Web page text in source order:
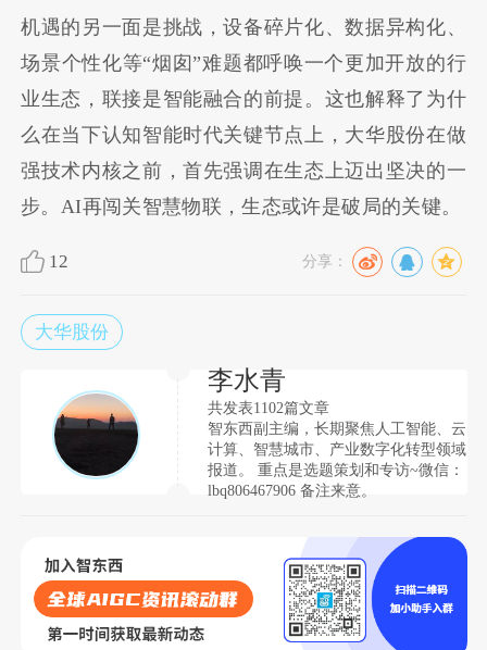
机遇的另一面是挑战，设备碎片化、数据异构化、
场景个性化等“烟囱”难题都呼唤一个更加开放的行
业生态，联接是智能融合的前提。这也解释了为什
么在当下认知智能时代关键节点上，大华股份在做
强技术内核之前，首先强调在生态上迈出坚决的一
步。AI再闯关智慧物联，生态或许是破局的关键。
12 分享：
大华股份
李水青
共发表1102篇文章
智东西副主编，长期聚焦人工智能、云
计算、智慧城市、产业数字化转型领域
报道。 重点是选题策划和专访~微信：
lbq806467906 备注来意。